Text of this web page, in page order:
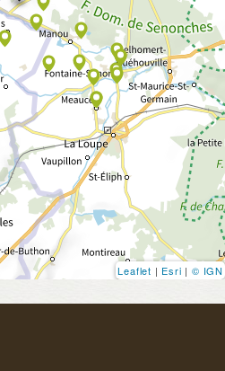
Leaflet | Esri | © IGN